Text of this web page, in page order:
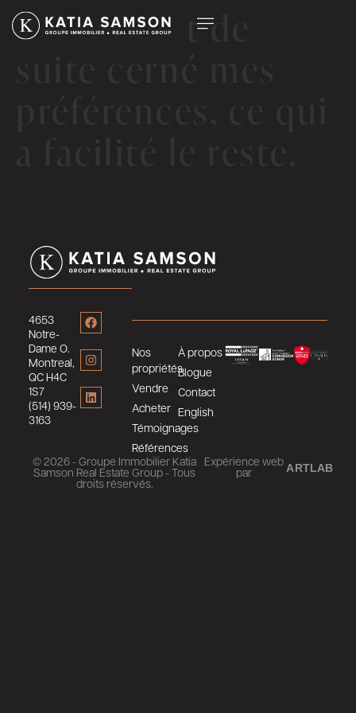
Julie a tout de
4653
Notre-
Dame O.
Montreal,
QC H4C
1S7
(514) 939-
3163
Nos
propriétés
Vendre
Acheter
Témoignages
Références
À propos
Blogue
Contact
English
© 2026 - Groupe Immobilier Katia
Samson Real Estate Group - Tous
droits réservés.
Expérience web
par ARTLAB